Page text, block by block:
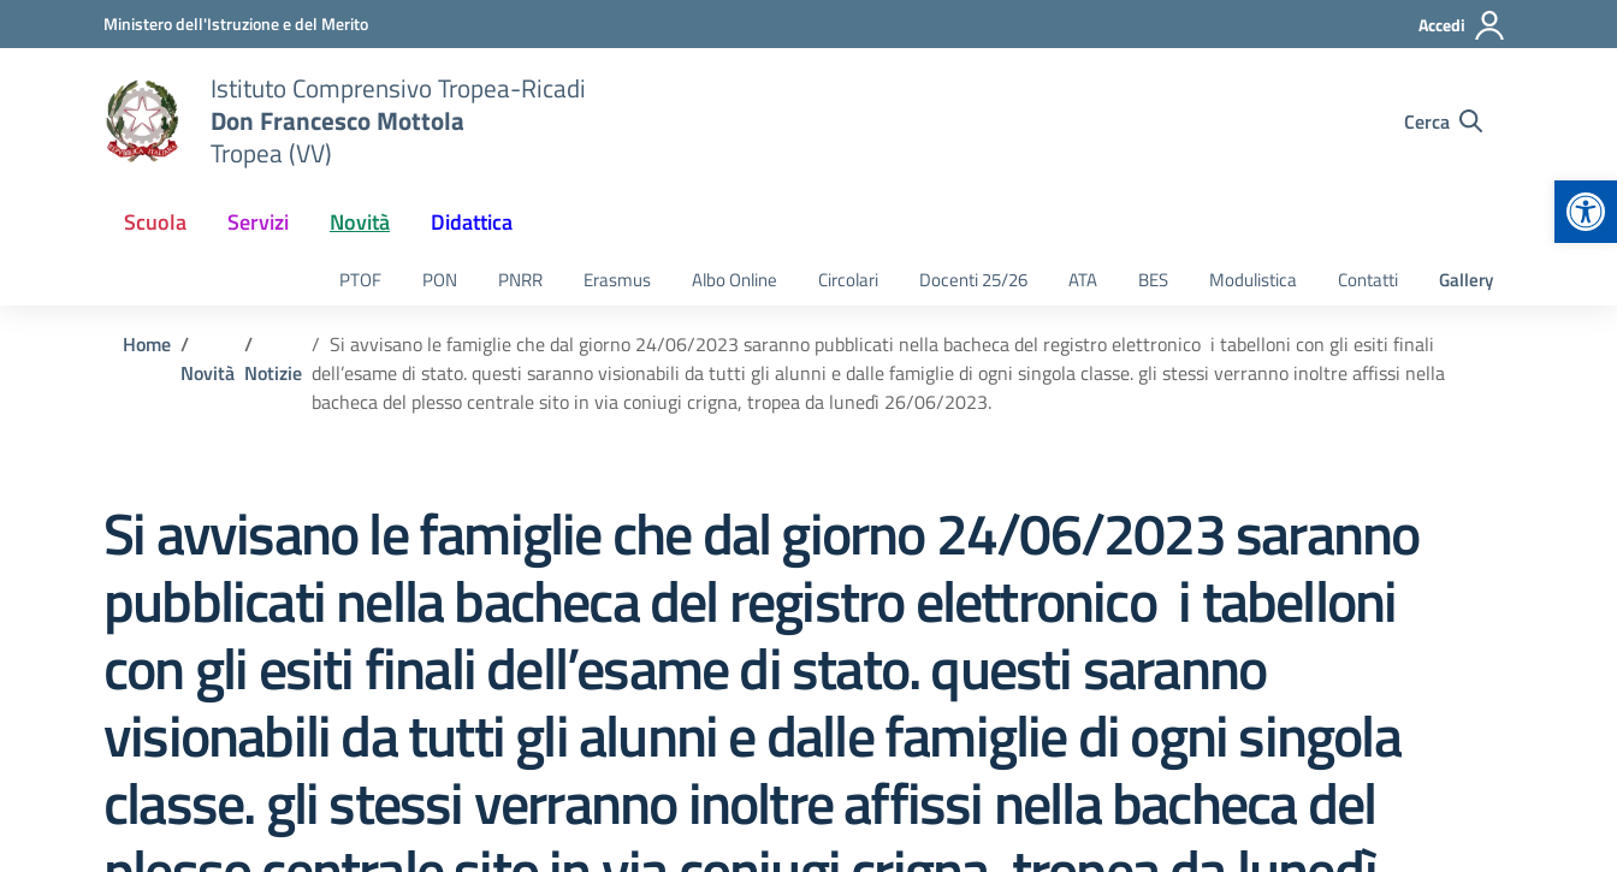
Vai ai contenuti
Vai al menu di navigazioneMinistero dell'Istruzione e del Merito Accedi
Istituto Comprensivo Tropea-Ricadi
Don Francesco Mottola
Tropea (VV)
Cerca
Scuola Servizi Novità Didattica
PTOF PON PNRR Erasmus Albo Online Circolari Docenti 25/26 ATA BES Modulistica Contatti Gallery
Home
Novità Notizie
Si avvisano le famiglie che dal giorno 24/06/2023 saranno pubblicati nella bacheca del registro elettronico i tabelloni con gli esiti finali
dell’esame di stato. questi saranno visionabili da tutti gli alunni e dalle famiglie di ogni singola classe. gli stessi verranno inoltre affissi nella
bacheca del plesso centrale sito in via coniugi crigna, tropea da lunedì 26/06/2023.
Si avvisano le famiglie che dal giorno 24/06/2023 saranno
pubblicati nella bacheca del registro elettronico i tabelloni
con gli esiti finali dell’esame di stato. questi saranno
visionabili da tutti gli alunni e dalle famiglie di ogni singola
classe. gli stessi verranno inoltre affissi nella bacheca del